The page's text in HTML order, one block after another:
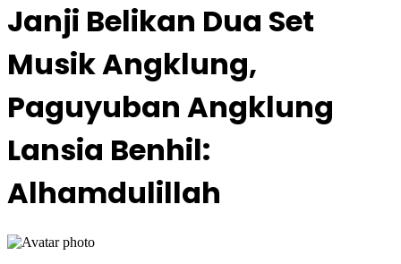
Janji Belikan Dua Set
Musik Angklung,
Paguyuban Angklung
Lansia Benhil:
Alhamdulillah